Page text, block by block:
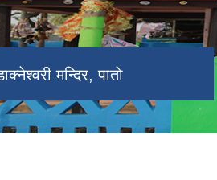
मन्दिर, पाताे
प्राथमिक विद्यालय, गाेविन्दपुर
डाक्नेश्वरी कृषि क्षेत्र